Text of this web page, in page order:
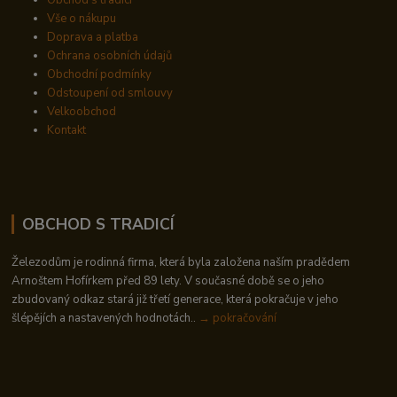
Vše o nákupu
Doprava a platba
Ochrana osobních údajů
Obchodní podmínky
Odstoupení od smlouvy
Velkoobchod
Kontakt
OBCHOD S TRADICÍ
Železodům je rodinná firma, která byla založena naším pradědem
Arnoštem Hofírkem před 89 lety. V současné době se o jeho
zbudovaný odkaz stará již třetí generace, která pokračuje v jeho
šlépějích a nastavených hodnotách.. → pokračování